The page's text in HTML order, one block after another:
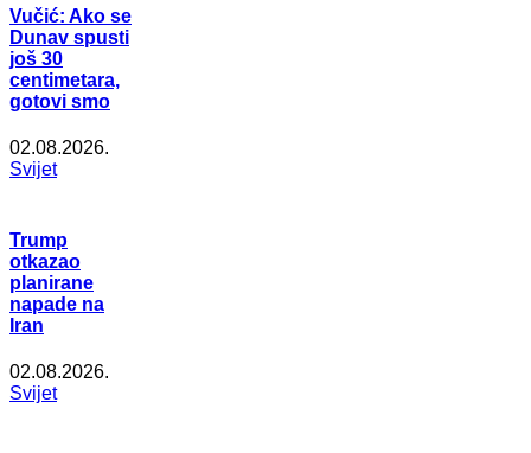
Vučić: Ako se
Dunav spusti
još 30
centimetara,
gotovi smo
02.08.2026.
Svijet
Trump
otkazao
planirane
napade na
Iran
02.08.2026.
Svijet